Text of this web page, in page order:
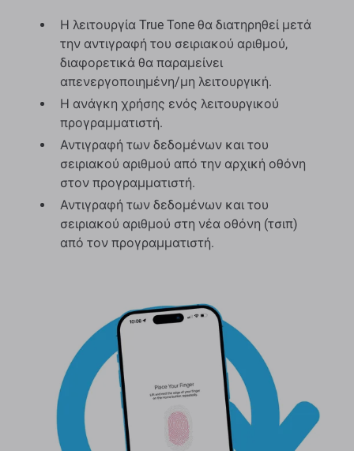
Η λειτουργία True Tone θα διατηρηθεί μετά
την αντιγραφή του σειριακού αριθμού,
διαφορετικά θα παραμείνει
απενεργοποιημένη/μη λειτουργική.
Η ανάγκη χρήσης ενός λειτουργικού
προγραμματιστή.
Αντιγραφή των δεδομένων και του
σειριακού αριθμού από την αρχική οθόνη
στον προγραμματιστή.
Αντιγραφή των δεδομένων και του
σειριακού αριθμού στη νέα οθόνη (τσιπ)
από τον προγραμματιστή.